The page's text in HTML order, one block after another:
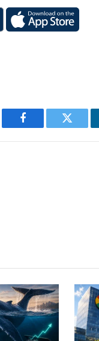
Facebook Twitter